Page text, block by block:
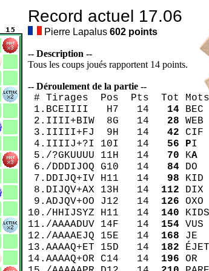
Record actuel 17.06
Pierre Lapalus 602 points
-- Description --
Tous les coups joués rapportent 14 points.
-- Déroulement de la partie --
# Tirages Pos Pts Tot
1.BCEIIII H7 14 14
2.IIII+BIW 8G 14 28
3.IIIII+FJ 9H 14 42
4.IIIIJ+?I 10I 14 56 P
5./?GKUUUU 11H 14 70 KA
6./DDDIJOQ G10 14 84
7.DDIJQ+IV H11 14 98
8.DIJQV+AX 13H 14 112
9.ADJQV+OO J12 14 126
10./HHIJSYZ H11 14 140
11./AAAADUV 14F 14 154
12./AAAAEJQ 15E 14 168
13.AAAAQ+ET 15D 14 182
14.AAAAQ+OR C14 14 196